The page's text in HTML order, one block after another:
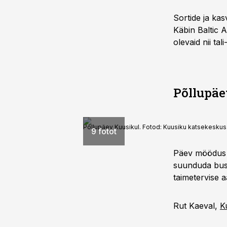
Sortide ja
Käbin Baltic
olevaid nii
9 fotot
Põllupäev Kuusikul. Fotod: Kuusiku
Päev
suunduda
taimetervise
Rut Kaeval,